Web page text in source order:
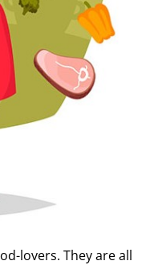
lovers. They are all